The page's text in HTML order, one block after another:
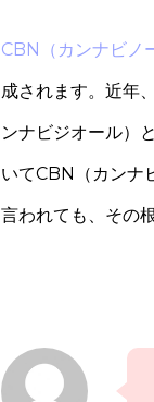
CBN（カンナビノ
成されます。近年、
ンナビジオール）
いてCBN（カンナ
言われても、その